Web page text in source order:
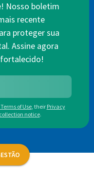
Nosso boletim
recente
proteger sua
Assine agora
of Use, their Privacy
notice.